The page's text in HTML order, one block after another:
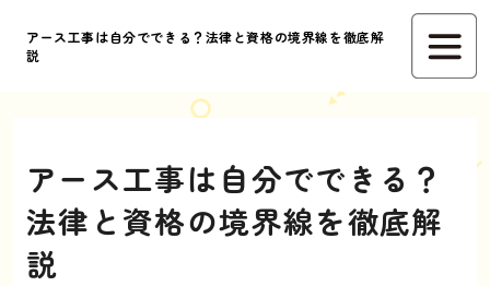
アース工事は自分でできる？法律と資格の境界線を徹底解
説
アース工事は自分でできる？
法律と資格の境界線を徹底解
説